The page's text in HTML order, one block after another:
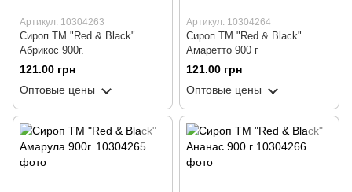
Артикул: 10304263
Сироп ТМ "Red & Black"
Абрикос 900г.
121.00 грн
Оптовые цены
Артикул: 10304264
Сироп ТМ "Red & Black"
Амаретто 900 г
121.00 грн
Оптовые цены